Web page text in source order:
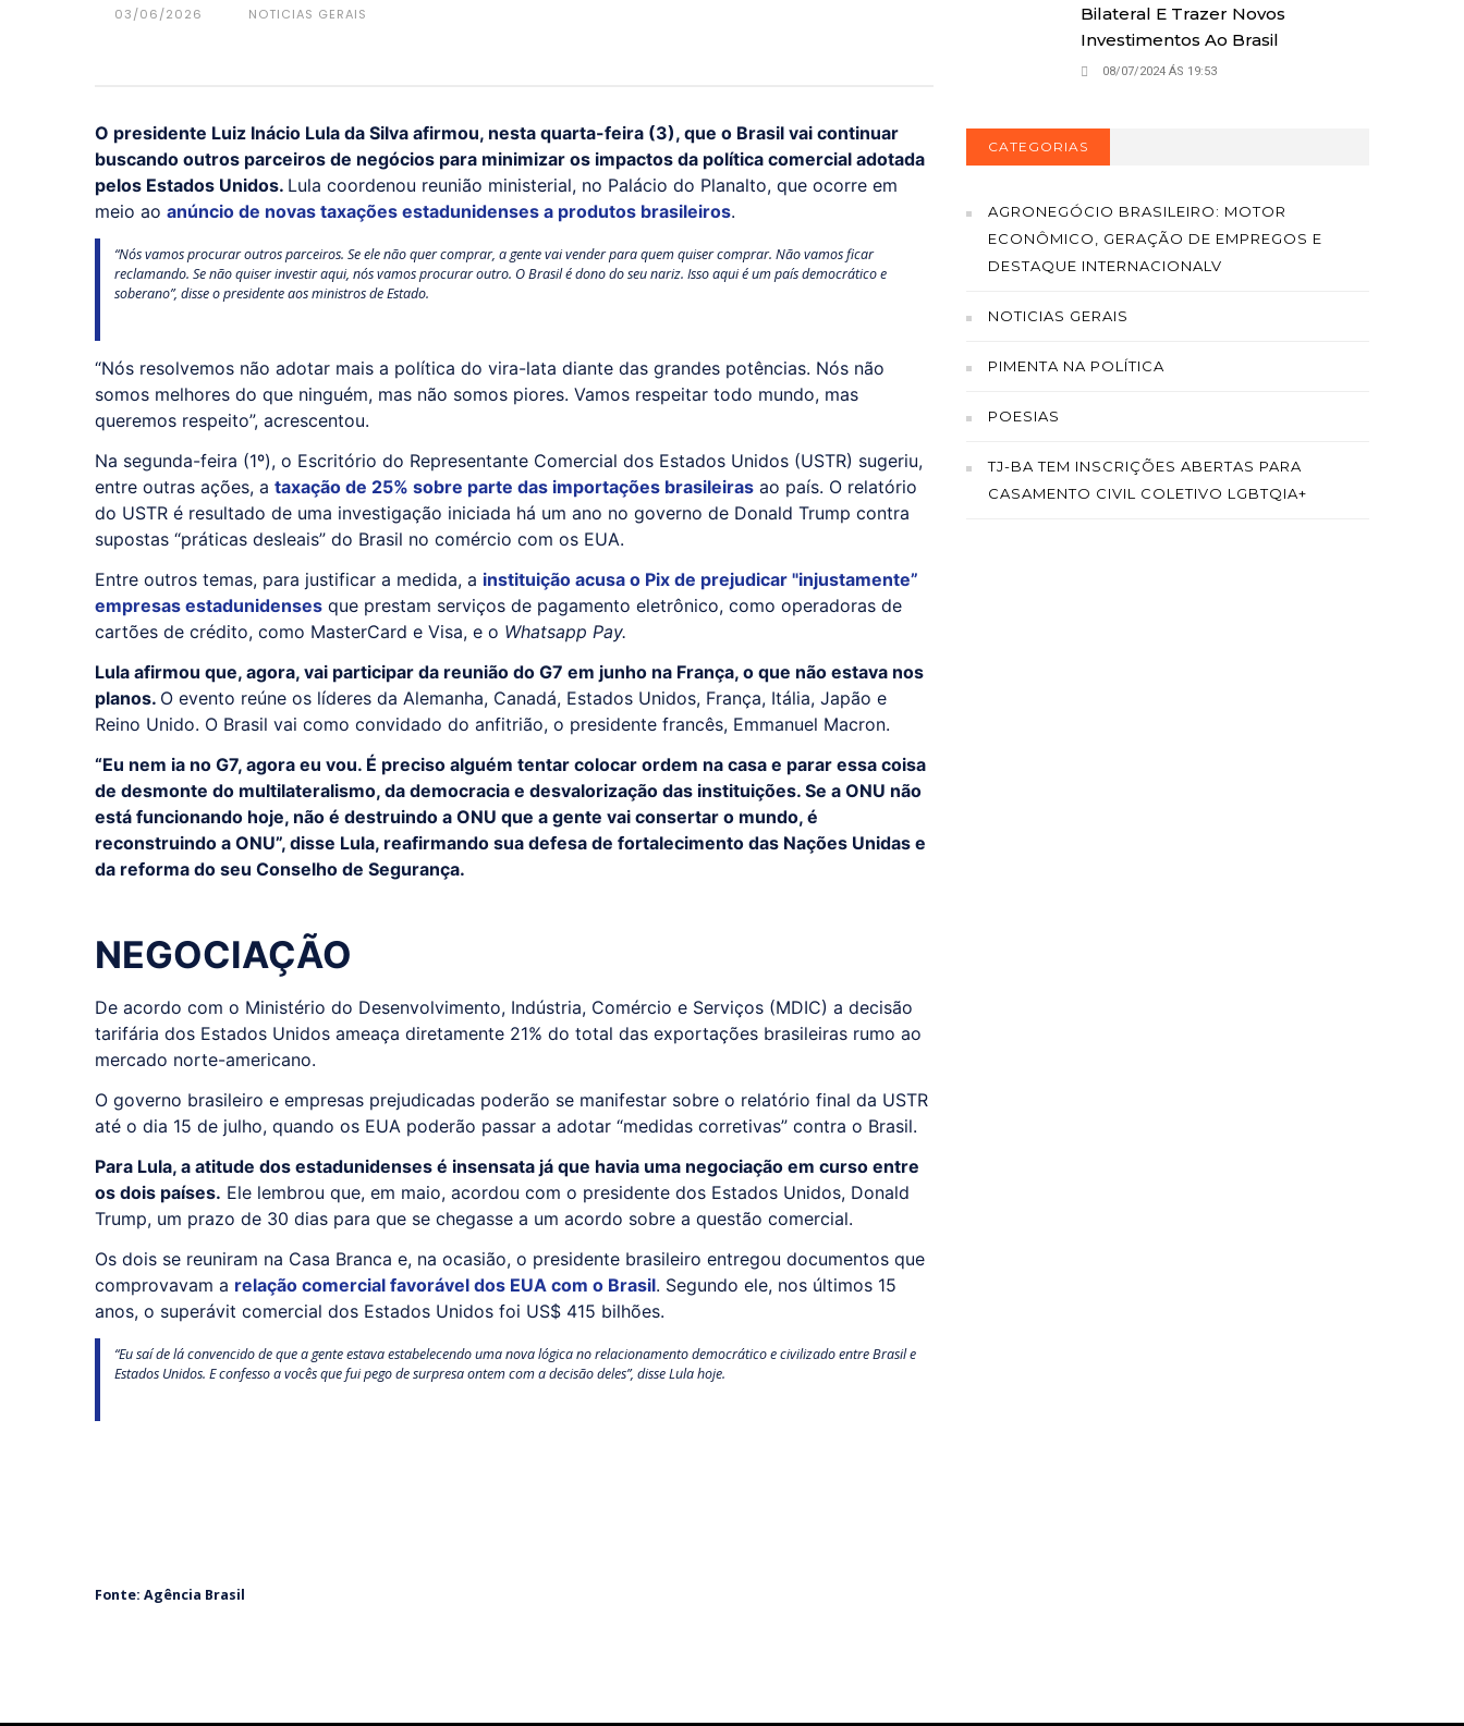
03/06/2026 NOTICIAS GERAIS
O presidente Luiz Inácio Lula da Silva afirmou, nesta quarta-feira (3), que o Brasil vai continuar
buscando outros parceiros de negócios para minimizar os impactos da política comercial adotada
pelos Estados Unidos. Lula coordenou reunião ministerial, no Palácio do Planalto, que ocorre em
meio ao anúncio de novas taxações estadunidenses a produtos brasileiros.
“Nós vamos procurar outros parceiros. Se ele não quer comprar, a gente vai vender para quem quiser comprar. Não vamos ficar
reclamando. Se não quiser investir aqui, nós vamos procurar outro. O Brasil é dono do seu nariz. Isso aqui é um país democrático e
soberano”, disse o presidente aos ministros de Estado.
“Nós resolvemos não adotar mais a política do vira-lata diante das grandes potências. Nós não
somos melhores do que ninguém, mas não somos piores. Vamos respeitar todo mundo, mas
queremos respeito”, acrescentou.
Na segunda-feira (1º), o Escritório do Representante Comercial dos Estados Unidos (USTR) sugeriu,
entre outras ações, a taxação de 25% sobre parte das importações brasileiras ao país. O relatório
do USTR é resultado de uma investigação iniciada há um ano no governo de Donald Trump contra
supostas “práticas desleais” do Brasil no comércio com os EUA.
Entre outros temas, para justificar a medida, a instituição acusa o Pix de prejudicar "injustamente”
empresas estadunidenses que prestam serviços de pagamento eletrônico, como operadoras de
cartões de crédito, como MasterCard e Visa, e o Whatsapp Pay.
Lula afirmou que, agora, vai participar da reunião do G7 em junho na França, o que não estava nos
planos. O evento reúne os líderes da Alemanha, Canadá, Estados Unidos, França, Itália, Japão e
Reino Unido. O Brasil vai como convidado do anfitrião, o presidente francês, Emmanuel Macron.
“Eu nem ia no G7, agora eu vou. É preciso alguém tentar colocar ordem na casa e parar essa coisa
de desmonte do multilateralismo, da democracia e desvalorização das instituições. Se a ONU não
está funcionando hoje, não é destruindo a ONU que a gente vai consertar o mundo, é
reconstruindo a ONU”, disse Lula, reafirmando sua defesa de fortalecimento das Nações Unidas e
da reforma do seu Conselho de Segurança.
NEGOCIAÇÃO
De acordo com o Ministério do Desenvolvimento, Indústria, Comércio e Serviços (MDIC) a decisão
tarifária dos Estados Unidos ameaça diretamente 21% do total das exportações brasileiras rumo ao
mercado norte-americano.
O governo brasileiro e empresas prejudicadas poderão se manifestar sobre o relatório final da USTR
até o dia 15 de julho, quando os EUA poderão passar a adotar “medidas corretivas” contra o Brasil.
Para Lula, a atitude dos estadunidenses é insensata já que havia uma negociação em curso entre
os dois países. Ele lembrou que, em maio, acordou com o presidente dos Estados Unidos, Donald
Trump, um prazo de 30 dias para que se chegasse a um acordo sobre a questão comercial.
Os dois se reuniram na Casa Branca e, na ocasião, o presidente brasileiro entregou documentos que
comprovavam a relação comercial favorável dos EUA com o Brasil. Segundo ele, nos últimos 15
anos, o superávit comercial dos Estados Unidos foi US$ 415 bilhões.
“Eu saí de lá convencido de que a gente estava estabelecendo uma nova lógica no relacionamento democrático e civilizado entre Brasil e
Estados Unidos. E confesso a vocês que fui pego de surpresa ontem com a decisão deles”, disse Lula hoje.
Fonte: Agência Brasil
Bilateral E Trazer Novos
Investimentos Ao Brasil
08/07/2024 ÁS 19:53
CATEGORIAS
AGRONEGÓCIO BRASILEIRO: MOTOR
ECONÔMICO, GERAÇÃO DE EMPREGOS E
DESTAQUE INTERNACIONALV
NOTICIAS GERAIS
PIMENTA NA POLÍTICA
POESIAS
TJ-BA TEM INSCRIÇÕES ABERTAS PARA
CASAMENTO CIVIL COLETIVO LGBTQIA+